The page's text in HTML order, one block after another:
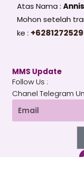
Atas Nama :
Mohon setelah
ke :
MMS Update
Follow Us :
Chanel Telegram
Email